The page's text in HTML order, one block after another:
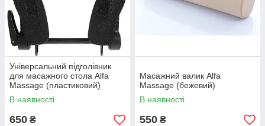
Універсальний підголівник
для масажного стола Alfa
Massage (пластиковий)
В наявності
650 ₴
Масажний валик Alfa
Massage (бежевий)
В наявності
550 ₴